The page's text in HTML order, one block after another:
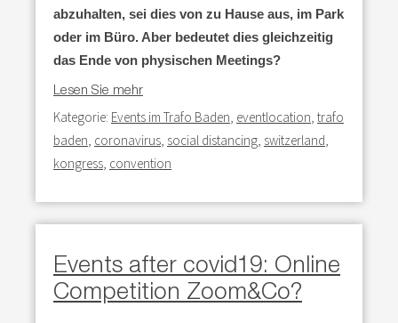
abzuhalten, sei dies von zu Hause aus, im Park
oder im Büro. Aber bedeutet dies gleichzeitig
das Ende von physischen Meetings?
Lesen Sie mehr
Kategorie: Events im Trafo Baden eventlocation trafo
baden coronavirus social distancing switzerland
kongress convention
Events after covid19: Online
Competition Zoom&Co?